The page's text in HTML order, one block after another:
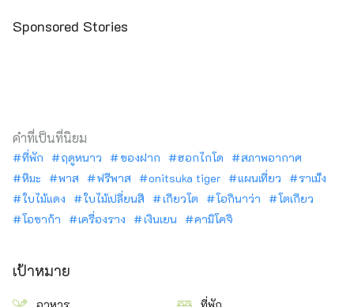
Sponsored Stories
คำที่เป็นที่นิยม
ที่พัก ฤดูหนาว ของฝาก ฮอกไกโด
สภาพอากาศ
หิมะ
พาส ฟรีพาส onitsuka tiger แผนเที่ยว
ราเม็ง
ใบไม้แดง
ใบไม้เปลี่ยนสี เกียวโต โอกินาว่า
โตเกียว
โอซาก้า
เครื่องราง เงินเยน คามิโคจิ
เป้าหมาย